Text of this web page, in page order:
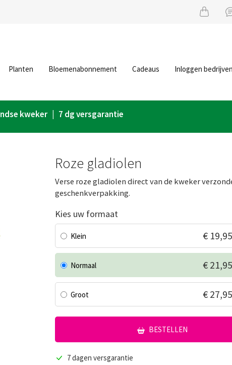
Planten Bloemenabonnement Cadeaus Inloggen bedrijven
kweker | 7 dg versgarantie
Roze gladiolen
Verse roze gladiolen direct van de kweker
geschenkverpakking.
Kies uw formaat
Klein € 19,95
Normaal € 21,95
Groot € 27,95
BESTELLEN
7 dagen versgarantie